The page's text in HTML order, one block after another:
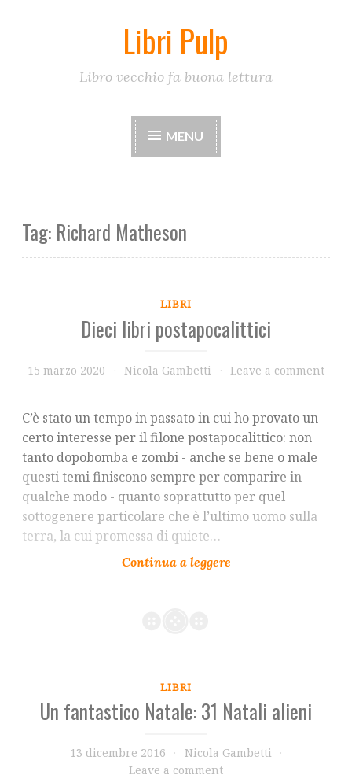
Libri Pulp
Libro vecchio fa buona lettura
MENU
Tag: Richard Matheson
LIBRI
Dieci libri postapocalittici
15 marzo 2020 Nicola Gambetti Leave a comment
C’è stato un tempo in passato in cui ho provato un
certo interesse per il filone postapocalittico: non
tanto dopobomba e zombi - anche se bene o male
questi temi finiscono sempre per comparire in
qualche modo - quanto soprattutto per quel
sottogenere particolare che è l’ultimo uomo sulla
terra, la cui promessa di quiete…
LIBRI
Un fantastico Natale: 31 Natali alieni
13 dicembre 2016
Nicola Gambetti
Leave a comment